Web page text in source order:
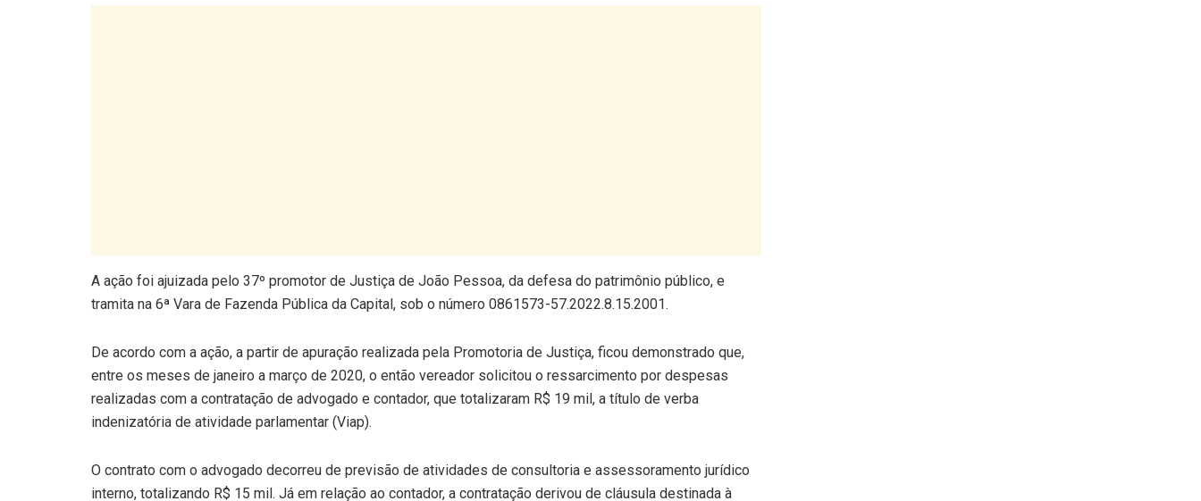
A ação foi ajuizada pelo 37º promotor de Justiça de João Pessoa, da defesa do patrimônio público, e
tramita na 6ª Vara de Fazenda Pública da Capital, sob o número 0861573-57.2022.8.15.2001.
De acordo com a ação, a partir de apuração realizada pela Promotoria de Justiça, ficou demonstrado que,
entre os meses de janeiro a março de 2020, o então vereador solicitou o ressarcimento por despesas
realizadas com a contratação de advogado e contador, que totalizaram R$ 19 mil, a título de verba
indenizatória de atividade parlamentar (Viap).
O contrato com o advogado decorreu de previsão de atividades de consultoria e assessoramento jurídico
interno, totalizando R$ 15 mil. Já em relação ao contador, a contratação derivou de cláusula destinada à